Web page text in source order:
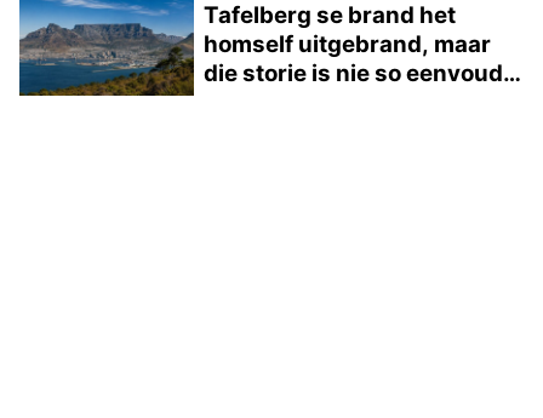
Tafelberg se brand het
homself uitgebrand, maar
die storie is nie so eenvoudig